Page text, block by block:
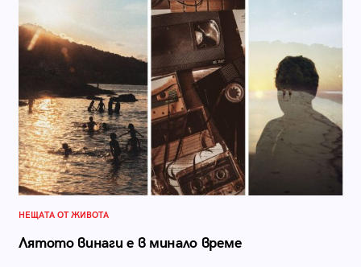
НЕЩАТА ОТ ЖИВОТА
Лятото винаги е в минало време